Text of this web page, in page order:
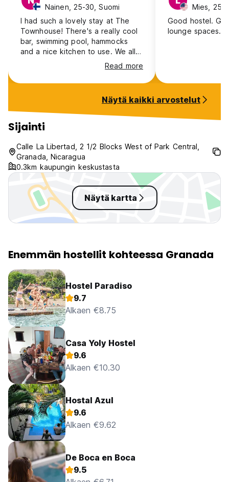
Nainen, 25-30, Suomi
I had such a lovely stay at The
Townhouse! There's a really cool
bar, swimming pool, hammocks
and a nice kitchen to use. We all
went to The Treehouse jungle
party and had a very chill day by
the pool the next day. The vibe is
and helpful! Will definitely stay
again when I'm back in Granada.
Read more
Mies, 25-
Good hostel.
lounge spaces.
Näytä kaikki arvostelut
Sijainti
Calle La Libertad, 2 1/2 Blocks West of Park Central,
Granada, Nicaragua
0.3km kaupungin keskustasta
Näytä kartta
Enemmän hostellit kohteessa Granada
Hostel Paradiso
9.7
Alkaen €8.75
Casa Yoly Hostel
9.6
Alkaen €10.30
Hostal Azul
9.6
Alkaen €9.62
De Boca en Boca
9.5